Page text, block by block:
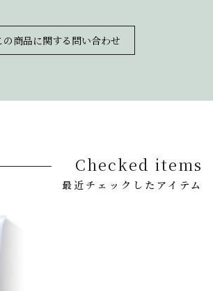
の商品に関する問い合わせ
Checked items
最近チェックしたアイテム